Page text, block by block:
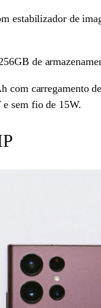
estabilizador de
de
com carregamento
sem fio de 15W.